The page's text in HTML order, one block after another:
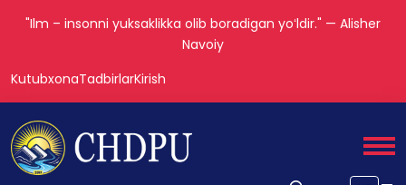
"Ilm – insonni yuksaklikka olib boradigan yoʻldir." — Alisher
Navoiy
KutubxonaTadbirlarKirish